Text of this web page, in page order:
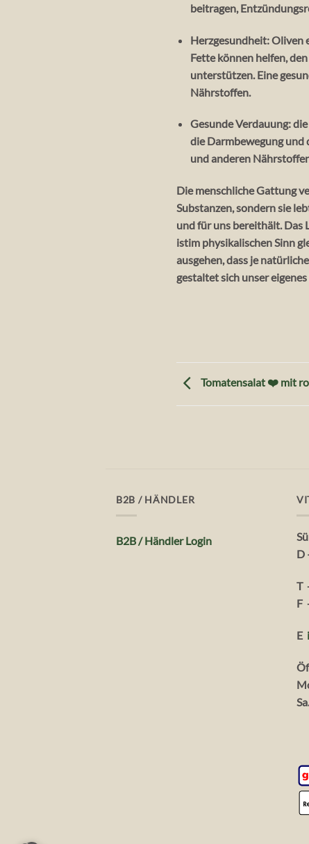
beitragen,
Herzgesundheit: Oliven
Fette können helfen,
unterstützen. Eine
Nährstoffen.
Gesunde Verdauung:
die Darmbewegung
und anderen
Die menschliche Gattung
Substanzen, sondern sie
und für uns bereithält. Das
istim physikalischen Sinn
ausgehen, dass je
gestaltet sich unser eigenes
Tomatensalat ❤️ mit
B2B / HÄNDLER
B2B / Händler Login
D
T
F
E